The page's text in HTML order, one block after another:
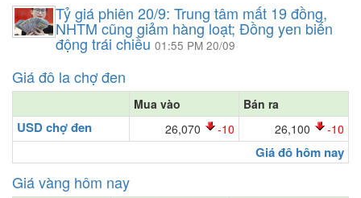
Tỷ giá phiên 20/9: Trung tâm mất 19 đồng,
NHTM cũng giảm hàng loạt; Đồng yen biến
động trái chiều01:55 PM 20/09
Giá đô la chợ đen
Mua vào Bán ra
USD chợ đen 26,070 -10 26,100 -10
Giá đô hôm nay
Giá vàng hôm nay